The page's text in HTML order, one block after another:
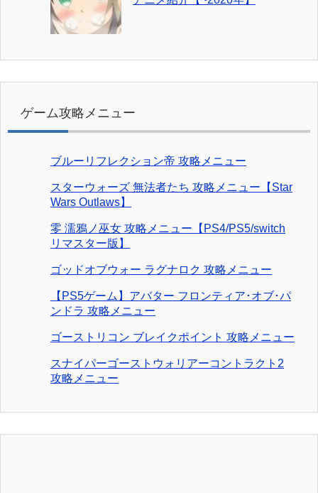
ゲーム攻略メニュー
ブルーリフレクション帝 攻略メニュー
スターウォーズ 無法者たち 攻略メニュー【Star
Wars Outlaws】
零 濡鴉ノ巫女 攻略メニュー【PS4/PS5/switch
リマスター版】
ゴッドオブウォー ラグナロク 攻略メニュー
【PS5ゲーム】アバター フロンティア･オブ･パ
ンドラ 攻略メニュー
ゴーストリコン ブレイクポイント 攻略メニュー
スナイパーゴーストウォリアーコントラクト2
攻略メニュー